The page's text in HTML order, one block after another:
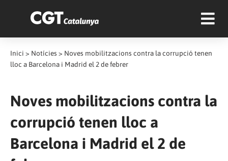
Inici > Notícies > Noves mobilitzacions contra la corrupció tenen
lloc a Barcelona i Madrid el 2 de febrer
Noves mobilitzacions contra la
corrupció tenen lloc a
Barcelona i Madrid el 2 de